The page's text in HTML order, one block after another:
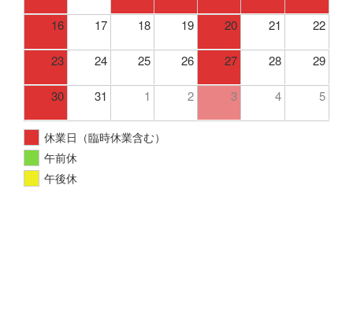
16 17 18 19 20 21 22
23 24 25 26 27 28 29
30 31 1 2 3 4 5
休業日（臨時休業含む）
午前休
午後休